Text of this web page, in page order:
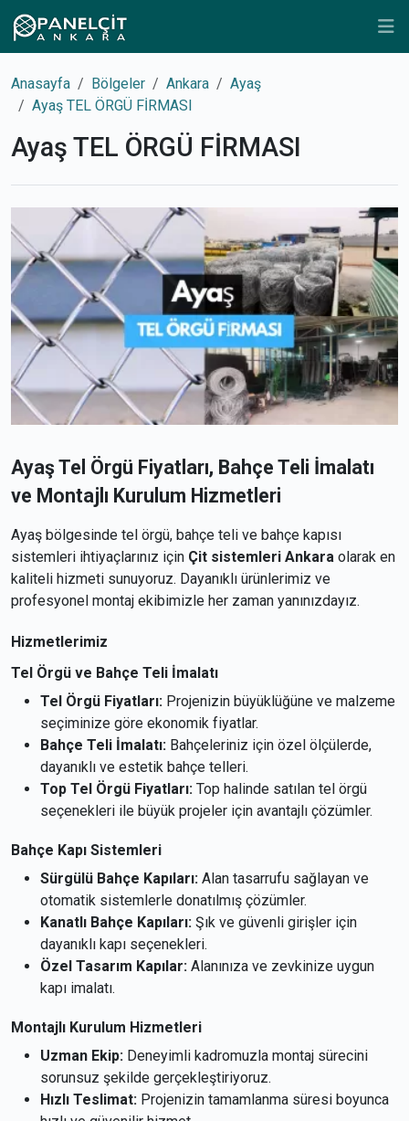
Anasayfa Bölgeler Ankara
Ayaş
Ayaş TEL ÖRGÜ FİRMASI
Ayaş TEL ÖRGÜ FİRMASI
Ayaş Tel Örgü Fiyatları, Bahçe Teli İmalatı
ve Montajlı Kurulum Hizmetleri
Ayaş bölgesinde tel örgü, bahçe teli ve bahçe kapısı
sistemleri ihtiyaçlarınız için Çit sistemleri Ankara olarak en
kaliteli hizmeti sunuyoruz. Dayanıklı ürünlerimiz ve
profesyonel montaj ekibimizle her zaman yanınızdayız.
Hizmetlerimiz
Tel Örgü ve Bahçe Teli İmalatı
Tel Örgü Fiyatları: Projenizin büyüklüğüne ve malzeme
seçiminize göre ekonomik fiyatlar.
Bahçe Teli İmalatı: Bahçeleriniz için özel ölçülerde,
dayanıklı ve estetik bahçe telleri.
Top Tel Örgü Fiyatları: Top halinde satılan tel örgü
seçenekleri ile büyük projeler için avantajlı çözümler.
Bahçe Kapı Sistemleri
Sürgülü Bahçe Kapıları: Alan tasarrufu sağlayan ve
otomatik sistemlerle donatılmış çözümler.
Kanatlı Bahçe Kapıları: Şık ve güvenli girişler için
dayanıklı kapı seçenekleri.
Özel Tasarım Kapılar: Alanınıza ve zevkinize uygun
kapı imalatı.
Montajlı Kurulum Hizmetleri
Uzman Ekip: Deneyimli kadromuzla montaj sürecini
sorunsuz şekilde gerçekleştiriyoruz.
Hızlı Teslimat: Projenizin tamamlanma süresi boyunca